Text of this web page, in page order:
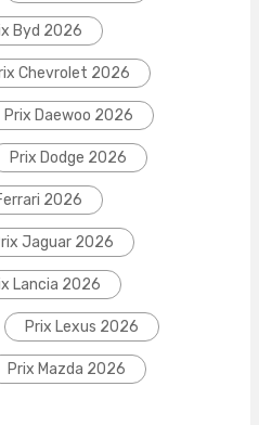
Byd 2026
Chevrolet 2026
Prix Daewoo 2026
Prix Dodge 2026
2026
Jaguar 2026
Lancia 2026
Prix Lexus 2026
Prix Mazda 2026